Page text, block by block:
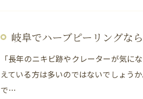
岐阜でハーブピーリングな
「長年のニキビ跡やクレーターが気
えている方は多いのではないでしょう
で…